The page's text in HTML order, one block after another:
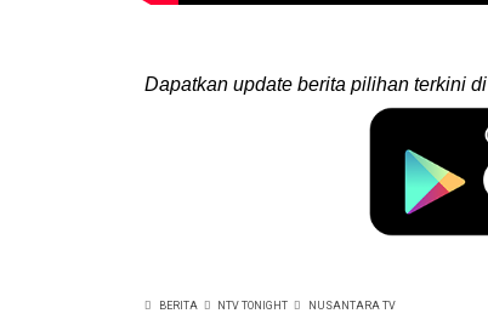
Dapatkan update berita pilihan terkini di
BERITA NTV TONIGHT NUSANTARA TV